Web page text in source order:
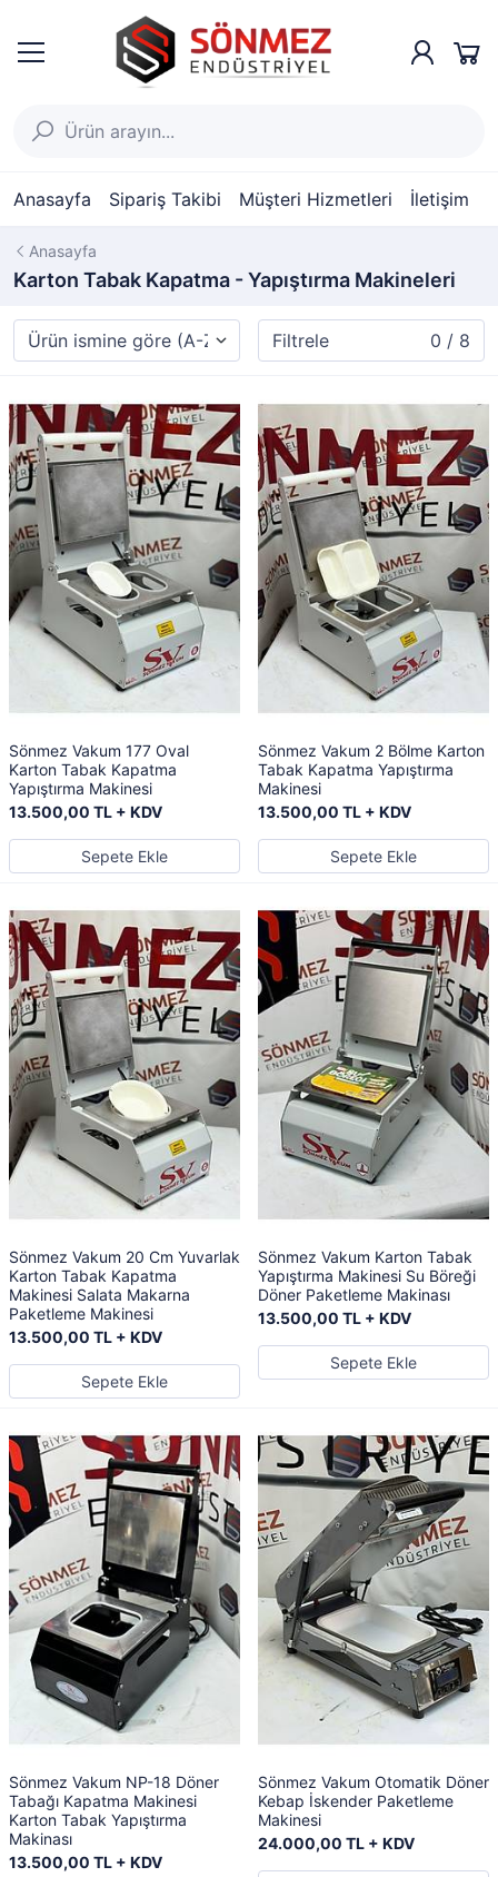
Anasayfa Sipariş Takibi Müşteri Hizmetleri İletişim
Anasayfa
Karton Tabak Kapatma - Yapıştırma Makineleri
Filtrele 0 / 8
Sönmez Vakum 177 Oval
Karton Tabak Kapatma
Yapıştırma Makinesi
13.500,00 TL + KDV
Sepete Ekle
Sönmez Vakum 2 Bölme Karton
Tabak Kapatma Yapıştırma
Makinesi
13.500,00 TL + KDV
Sepete Ekle
Sönmez Vakum 20 Cm Yuvarlak
Karton Tabak Kapatma
Makinesi Salata Makarna
Paketleme Makinesi
13.500,00 TL + KDV
Sepete Ekle
Sönmez Vakum Karton Tabak
Yapıştırma Makinesi Su Böreği
Döner Paketleme Makinası
13.500,00 TL + KDV
Sepete Ekle
Sönmez Vakum NP-18 Döner
Tabağı Kapatma Makinesi
Karton Tabak Yapıştırma
Makinası
13.500,00 TL + KDV
Sönmez Vakum Otomatik Döner
Kebap İskender Paketleme
Makinesi
24.000,00 TL + KDV